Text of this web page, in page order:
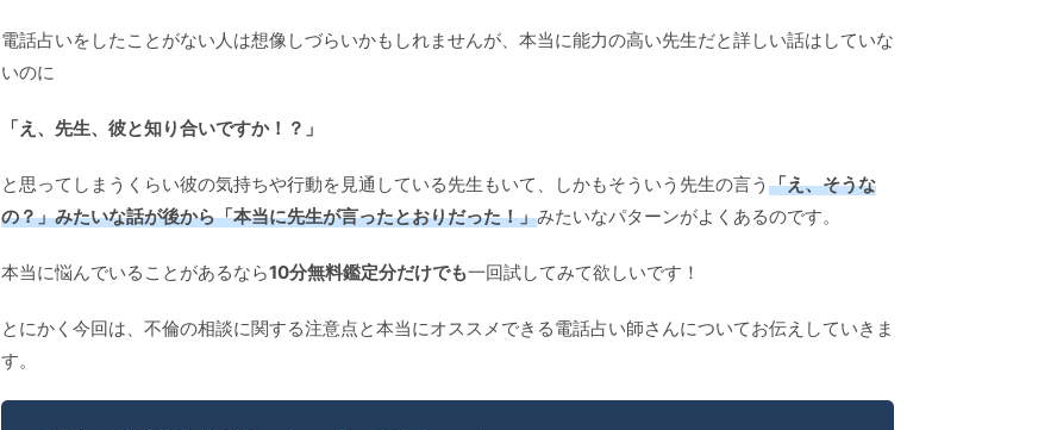
電話占いをしたことがない人は想像しづらいかもしれませんが、本当に能力の高い先生だと詳しい話はしていな
いのに
「え、先生、彼と知り合いですか！？」
と思ってしまうくらい彼の気持ちや行動を見通している先生もいて、しかもそういう先生の言う 「え、そうな
の？」みたいな話が後から「本当に先生が言ったとおりだった！」みたいなパターンがよくあるのです。
本当に悩んでいることがあるなら10分無料鑑定分だけでも一回試してみて欲しいです！
とにかく今回は、不倫の相談に関する注意点と本当にオススメできる電話占い師さんについてお伝えしていきま
す。